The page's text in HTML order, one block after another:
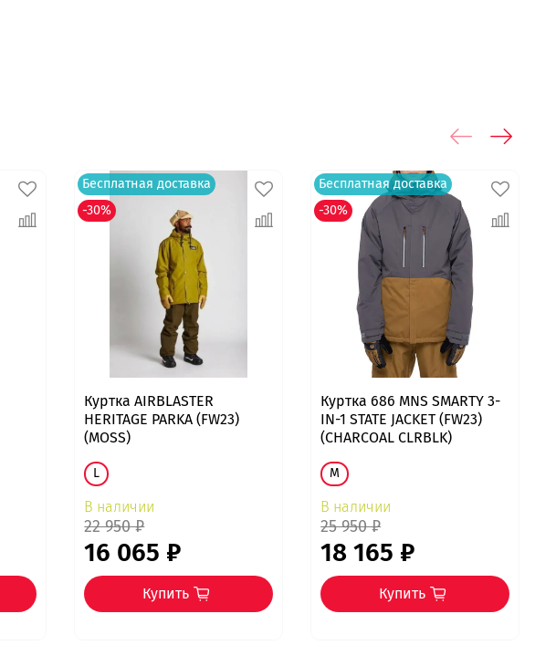
Бесплатная доставка
-30%
Куртка AIRBLASTER
HERITAGE PARKA (FW23)
(MOSS)
L
В наличии
22 950 ₽
16 065 ₽
Купить
Бесплатная доставка
-30%
Куртка 686 MNS SMARTY 3-
IN-1 STATE JACKET (FW23)
(CHARCOAL CLRBLK)
M
В наличии
25 950 ₽
18 165 ₽
Купить